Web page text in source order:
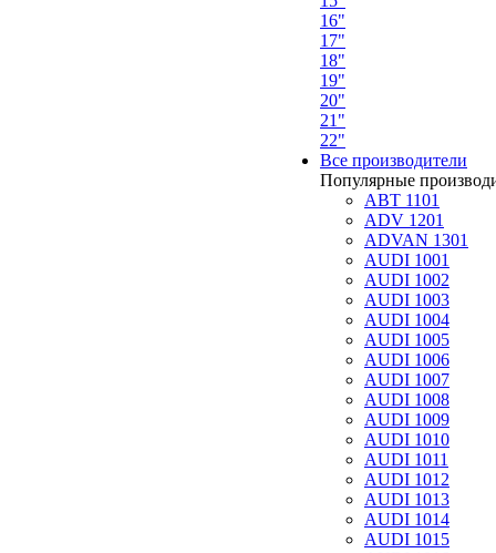
16"
17"
18"
19"
20"
21"
22"
Все производители
Популярные
ABT 1101
ADV 1201
ADVAN 1301
AUDI 1001
AUDI 1002
AUDI 1003
AUDI 1004
AUDI 1005
AUDI 1006
AUDI 1007
AUDI 1008
AUDI 1009
AUDI 1010
AUDI 1011
AUDI 1012
AUDI 1013
AUDI 1014
AUDI 1015